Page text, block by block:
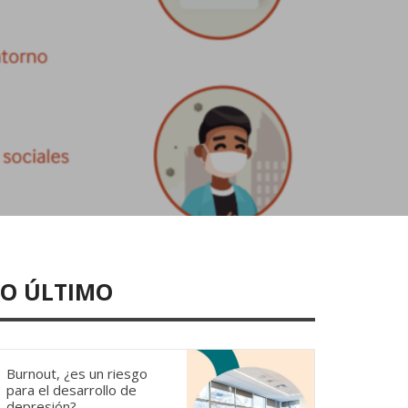
ÚLTIMO
Burnout, ¿es un riesgo
para el desarrollo de